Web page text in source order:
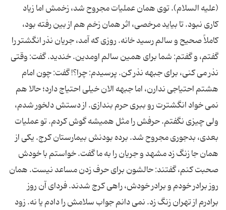
(علیه السلام). توی همان عملیات مجروح شد، زخمش اما زیاد
کاری نبود. تا بیاید مرخصی، اثر همان زخم هم از بین رفته بود،
کاملاً صحیح و سالم رسید خانه. روزی که آمد، جریان نذر انگشتر را
گفتم، و گفتم: شما برای همین سالم اومدین. خندید. گفت: وقتی
نذر می کنی، برای جبهه نذر کن. پرسیدم: چرا؟! گفت: چون امام
هشتم احتیاجی ندارن، اما جبهه الان خیلی احتیاج دارد؛ حالا هم
نمی خواد انگشترت رو ببری حرم بندازی. از دستش دلخور شدم،
ولی چیزی نگفتم. حرفش را مثل همیشه گوش کردم. تو عملیات
بعدی، بدجوری مجروح شد. برده بودنش بیمارستان کرج. یکی از
همان جا زنگ زد مشهد و جریان را به ما گفت. خواستم با خودش
صحبت کنم، گفتند: حالشون برای حرف زدن مساعد نیست. همان
روز برادر خودم و برادر خودش، راهی کرج شدند. فردای آن روز
برادرم از تهران زنگ زد. نمی دانم جواب سلامش را دادم یا نه. زود